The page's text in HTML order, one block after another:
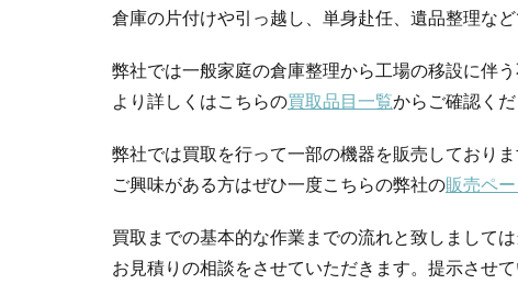
倉庫の片付けや引っ越し、単身赴任、遺品整理な
弊社では一般家庭の倉庫整理から工場の移設に伴
より詳しくはこちらの買取品目一覧からご確認くだ
弊社では買取を行って一部の機器を販売しておりま
ご興味がある方はぜひ一度こちらの弊社の販売ペ
買取までの基本的な作業までの流れと致しまして
お見積りの相談をさせていただきます。提示させ